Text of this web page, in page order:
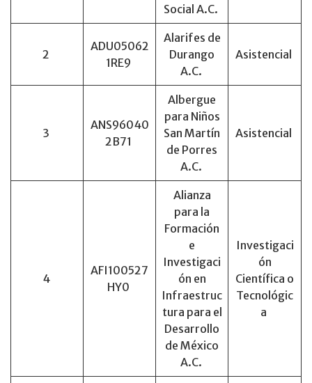
Social A.C.
2
ADU05062
1RE9
Alarifes de
Durango
A.C.
Asistencial
3
ANS96040
2B71
Albergue
para Niños
San Martín
de Porres
A.C.
Asistencial
4
AFI100527
HY0
Alianza
para la
Formación
e
Investigaci
ón en
Infraestruc
tura para el
Desarrollo
de México
A.C.
Investigaci
ón
Científica o
Tecnológic
a